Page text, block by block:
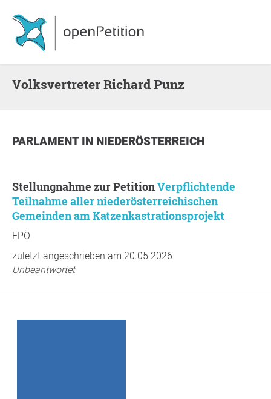
Volksvertreter Richard Punz
PARLAMENT IN NIEDERÖSTERREICH
Stellungnahme zur PetitionVerpflichtende
Teilnahme aller niederösterreichischen
Gemeinden am Katzenkastrationsprojekt
FPÖ
zuletzt angeschrieben am 20.05.2026
Unbeantwortet